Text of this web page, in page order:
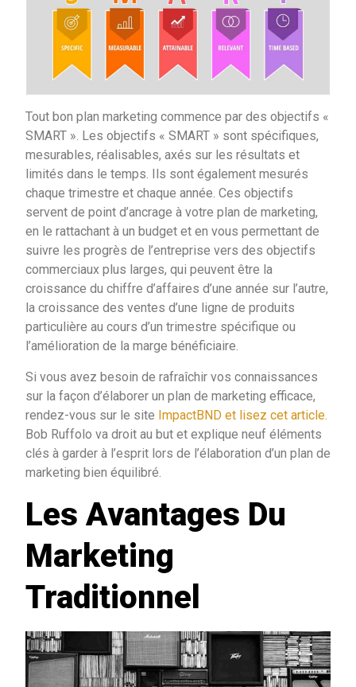
Tout bon plan marketing commence par des objectifs «
SMART ». Les objectifs « SMART » sont spécifiques,
mesurables, réalisables, axés sur les résultats et
limités dans le temps. Ils sont également mesurés
chaque trimestre et chaque année. Ces objectifs
servent de point d’ancrage à votre plan de marketing,
en le rattachant à un budget et en vous permettant de
suivre les progrès de l’entreprise vers des objectifs
commerciaux plus larges, qui peuvent être la
croissance du chiffre d’affaires d’une année sur l’autre,
la croissance des ventes d’une ligne de produits
particulière au cours d’un trimestre spécifique ou
l’amélioration de la marge bénéficiaire.
Si vous avez besoin de rafraîchir vos connaissances
sur la façon d’élaborer un plan de marketing efficace,
rendez-vous sur le site ImpactBND et lisez cet article.
Bob Ruffolo va droit au but et explique neuf éléments
clés à garder à l’esprit lors de l’élaboration d’un plan de
marketing bien équilibré.
Les Avantages Du
Marketing
Traditionnel